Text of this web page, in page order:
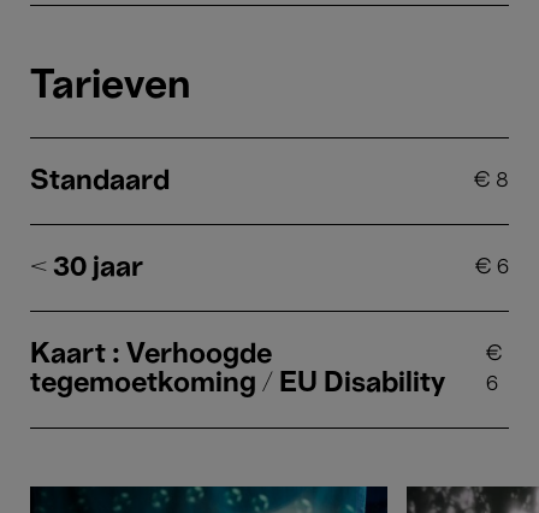
Tarieven
Standaard € 8
< 30 jaar € 6
Kaart : Verhoogde
tegemoetkoming / EU Disability
€
6